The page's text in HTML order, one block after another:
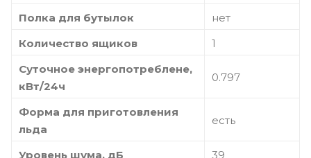
Полка для бутылок
нет
Количество ящиков
1
Суточное энергопотреблене,
кВт/24ч
0.797
Форма для приготовления
льда
есть
Уровень шума, дБ 39